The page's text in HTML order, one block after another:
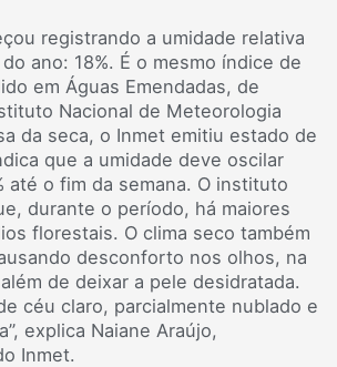
registrando a umidade relativa
ano: 18%. É o mesmo índice de
em Águas Emendadas, de
Nacional de Meteorologia
da seca, o Inmet emitiu estado de
que a umidade deve oscilar
até o fim da semana. O instituto
durante o período, há maiores
florestais. O clima seco também
desconforto nos olhos, na
de deixar a pele desidratada.
céu claro, parcialmente nublado e
explica Naiane Araújo,
Inmet.